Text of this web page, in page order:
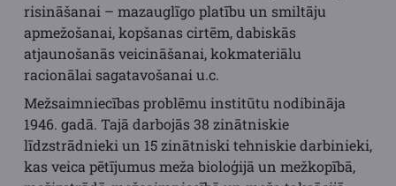
risināšanai – mazauglīgo platību un smiltāju
apmežošanai, kopšanas cirtēm, dabiskās
atjaunošanās veicināšanai, kokmateriālu
racionālai sagatavošanai u.c.
Mežsaimniecības problēmu institūtu nodibināja
1946. gadā. Tajā darbojās 38 zinātniskie
līdzstrādnieki un 15 zinātniski tehniskie darbinieki,
kas veica pētījumus meža bioloģijā un mežkopībā,